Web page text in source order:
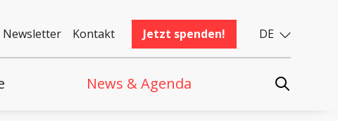
Newsletter Kontakt Jetzt spenden! DE
News & Agenda